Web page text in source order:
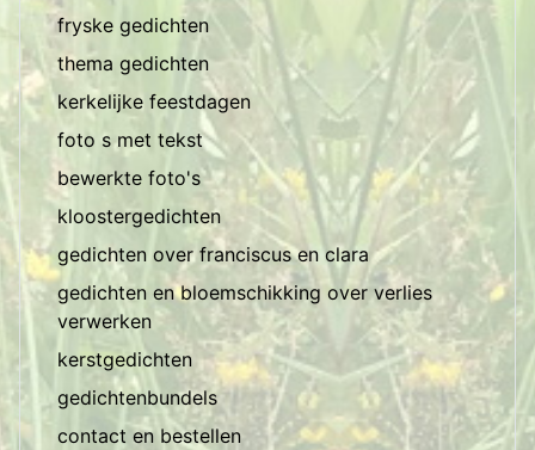
fryske gedichten
thema gedichten
kerkelijke feestdagen
foto s met tekst
bewerkte foto's
kloostergedichten
gedichten over franciscus en clara
gedichten en bloemschikking over verlies
verwerken
kerstgedichten
gedichtenbundels
contact en bestellen